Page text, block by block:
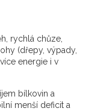
rychlá chůze,
(dřepy, výpady,
energie i v
bílkovin a
menší deficit a